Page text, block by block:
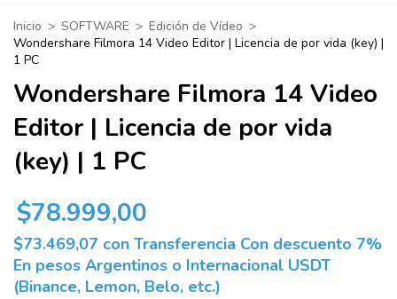
Inicio > SOFTWARE > Edición de Vídeo >
Wondershare Filmora 14 Video Editor | Licencia de por vida (key) |
1 PC
Wondershare Filmora 14 Video
Editor | Licencia de por vida
(key) | 1 PC
$78.999,00
$73.469,07 con Transferencia Con descuento 7%
En pesos Argentinos o Internacional USDT
(Binance, Lemon, Belo, etc.)